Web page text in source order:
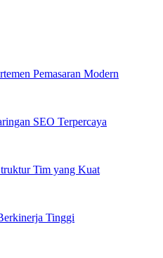
Pemasaran Modern
SEO Terpercaya
Tim yang Kuat
Tinggi